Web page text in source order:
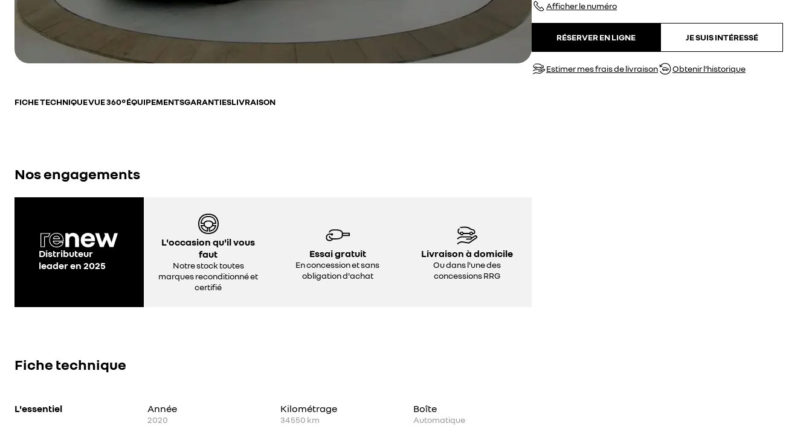
FICHE TECHNIQUEVUE 360°ÉQUIPEMENTSGARANTIESLIVRAISON
Nos engagements
Distributeur
leader en 2025
L'occasion qu'il vous
faut
Notre stock toutes
marques reconditionné et
certifié
Essai gratuit
En concession et sans
obligation d'achat
Livraison à domicile
Ou dans l'une des
concessions RRG
Fiche technique
L'essentiel Année
2020
Kilométrage
34 550 km
Boîte
Automatique
Afficher le numéro
RÉSERVER EN LIGNE JE SUIS INTÉRESSÉ
Estimer mes frais de livraison Obtenir l'historique